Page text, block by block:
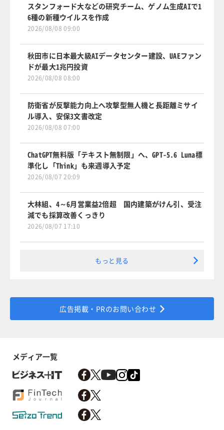
スタンフォード大などの研究チーム、ゲノム生成AIで1
6種の新種ウイルスを作成
2026/08/08 09:00
秋田市に日本最大級AIデータセンター建設、UAEファン
ドが最大1兆円投資
2026/08/08 08:00
防衛省が反撃能力向上へ攻撃型無人機と長距離ミサイ
ル導入、安保3文書改定
2026/08/08 07:00
ChatGPT無料版「テキスト無制限」へ、GPT-5.6 Luna標
準化し「Think」も来週導入予定
2026/08/07 20:09
大林組、4～6月営業益2倍超 国内建築がけん引、受注
減でも採算改善くっきり
2026/08/07 17:10
もっと見る
広告掲載・PRのお問い合わせ
メディア一覧